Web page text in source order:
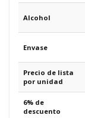
Alcohol
Envase
Precio de lista
por unidad
6% de
descuento